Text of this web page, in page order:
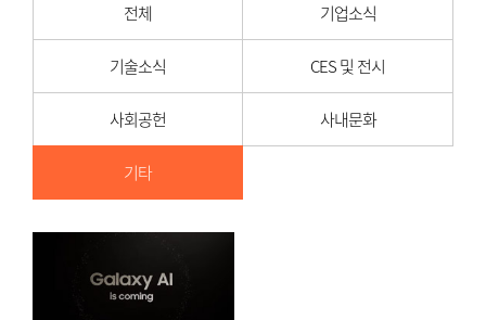
전체 기업소식
기술소식 CES 및 전시
사회공헌 사내문화
기타